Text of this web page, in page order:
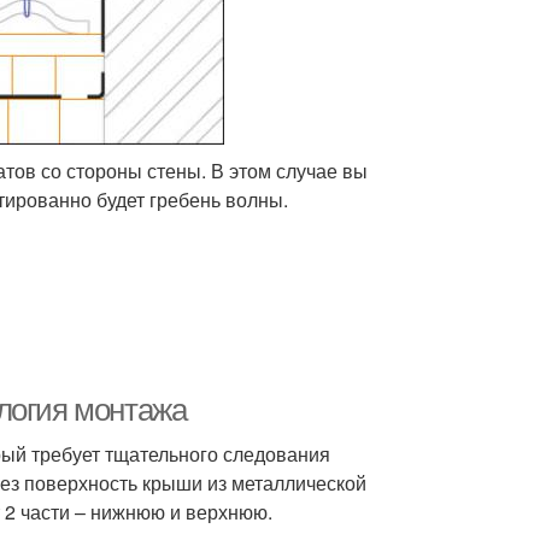
со стороны стены. В этом случае вы
будет гребень волны.
монтажа
требует тщательного следования
поверхность крыши из металлической
2 части – нижнюю и верхнюю.